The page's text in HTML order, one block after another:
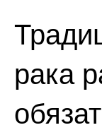
рака